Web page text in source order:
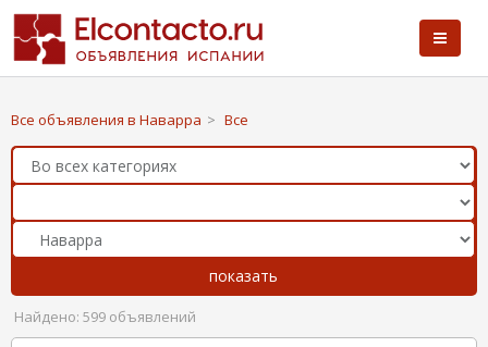
Все объявления в Наварра > Все
Найдено: 599 объявлений